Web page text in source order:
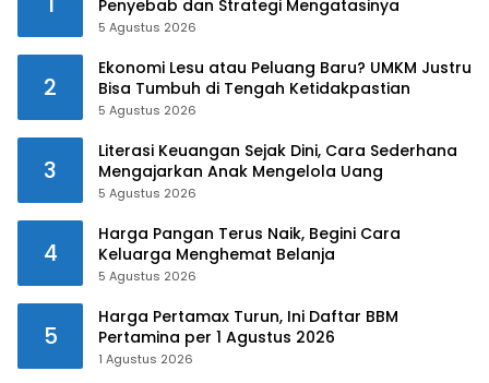
Penyebab dan Strategi Mengatasinya
5 Agustus 2026
2
Ekonomi Lesu atau Peluang Baru? UMKM Justru
Bisa Tumbuh di Tengah Ketidakpastian
5 Agustus 2026
3
Literasi Keuangan Sejak Dini, Cara Sederhana
Mengajarkan Anak Mengelola Uang
5 Agustus 2026
4
Harga Pangan Terus Naik, Begini Cara
Keluarga Menghemat Belanja
5 Agustus 2026
5
Harga Pertamax Turun, Ini Daftar BBM
Pertamina per 1 Agustus 2026
1 Agustus 2026